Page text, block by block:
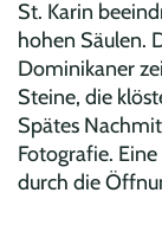
St. Karin
hohen Säulen.
Dominikaner
Steine, die
Spätes
Fotografie.
durch die